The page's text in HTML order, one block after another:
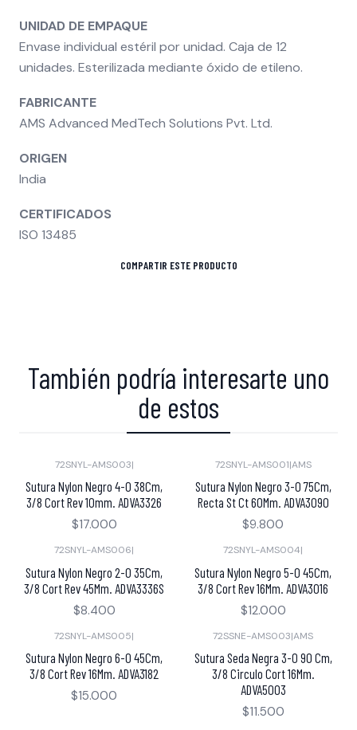
UNIDAD DE EMPAQUE
Envase individual estéril por unidad. Caja de 12
unidades. Esterilizada mediante óxido de etileno.
FABRICANTE
AMS Advanced MedTech Solutions Pvt. Ltd.
ORIGEN
India
CERTIFICADOS
ISO 13485
COMPARTIR ESTE PRODUCTO
También podría interesarte uno
de estos
72SNYL-AMS003|
Sutura Nylon Negro 4-0 38Cm,
3/8 Cort Rev 10mm. ADVA3326
$17.000
72SNYL-AMS001|AMS
Sutura Nylon Negro 3-0 75Cm,
Recta St Ct 60Mm. ADVA3090
$9.800
72SNYL-AMS006|
Sutura Nylon Negro 2-0 35Cm,
3/8 Cort Rev 45Mm. ADVA3336S
$8.400
72SNYL-AMS004|
Sutura Nylon Negro 5-0 45Cm,
3/8 Cort Rev 16Mm. ADVA3016
$12.000
72SNYL-AMS005|
Sutura Nylon Negro 6-0 45Cm,
3/8 Cort Rev 16Mm. ADVA3182
$15.000
72SSNE-AMS003|AMS
Sutura Seda Negra 3-0 90 Cm,
3/8 Circulo Cort 16Mm.
ADVA5003
$11.500